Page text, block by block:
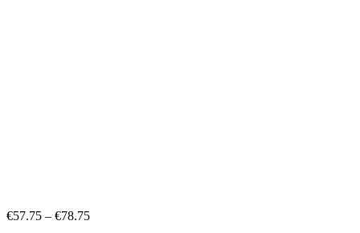
€57.75 – €78.75